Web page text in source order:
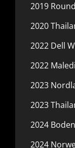
2019
2020
2022 Dell
2022
2023
2023
2024
2024